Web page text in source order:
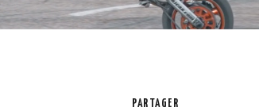
PARTAGER